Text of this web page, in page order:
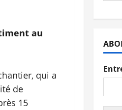
au
qui a
de
15